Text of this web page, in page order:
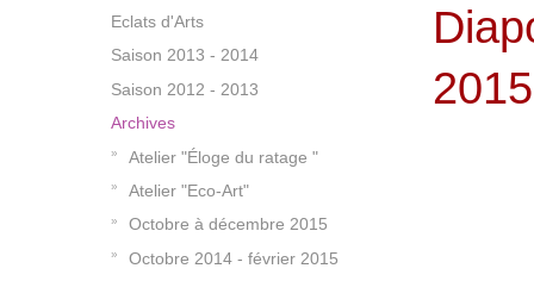
2015
Eclats d'Arts
Saison 2013 - 2014
Saison 2012 - 2013
Archives
Atelier "Éloge du ratage "
Atelier "Eco-Art"
Octobre à décembre 2015
Octobre 2014 - février 2015